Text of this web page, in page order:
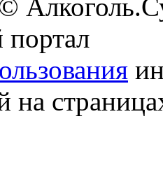
портал
на